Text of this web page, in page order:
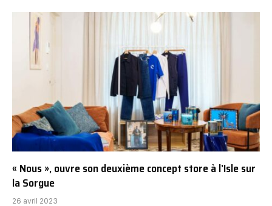
« Nous », ouvre son deuxième concept store à l’Isle sur
la Sorgue
26 avril 2023